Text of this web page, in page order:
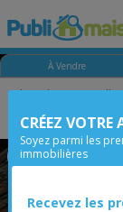
À Vendre
Chambre
Laurentides
CRÉEZ VOTRE
Soyez parmi les
immobilières
Recevez les